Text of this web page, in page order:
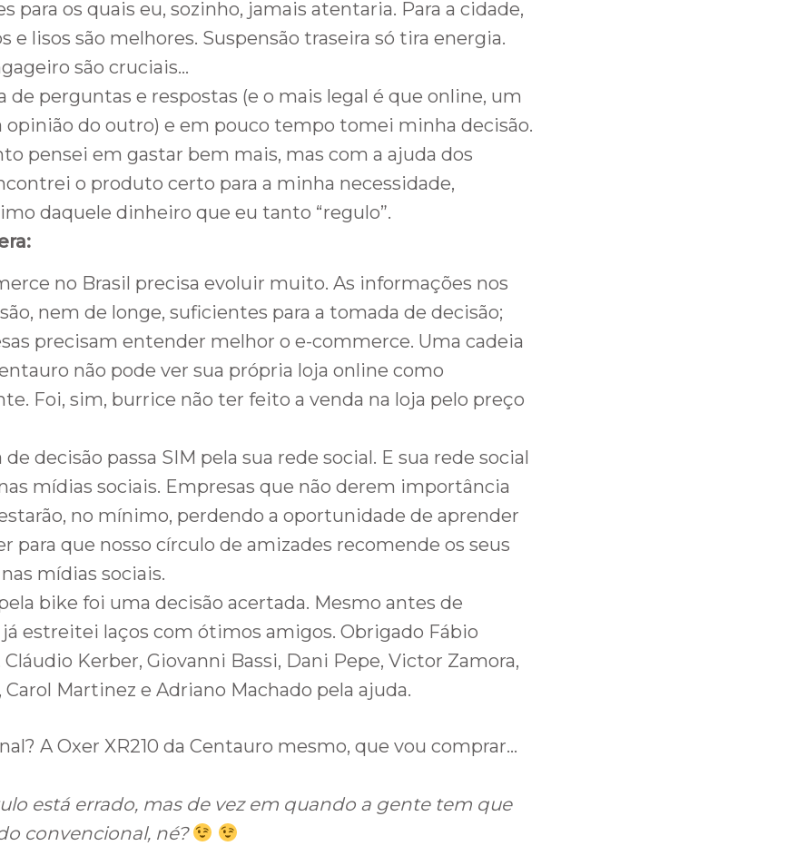
para os quais eu, sozinho, jamais atentaria. Para a cidade,
e lisos são melhores. Suspensão traseira só tira energia.
são cruciais…
de perguntas e respostas (e o mais legal é que online, um
do outro) e em pouco tempo tomei minha decisão.
pensei em gastar bem mais, mas com a ajuda dos
o produto certo para a minha necessidade,
daquele dinheiro que eu tanto “regulo”.
no Brasil precisa evoluir muito. As informações nos
nem de longe, suficientes para a tomada de decisão;
precisam entender melhor o e-commerce. Uma cadeia
não pode ver sua própria loja online como
Foi, sim, burrice não ter feito a venda na loja pelo preço
decisão passa SIM pela sua rede social. E sua rede social
mídias sociais. Empresas que não derem importância
no mínimo, perdendo a oportunidade de aprender
para que nosso círculo de amizades recomende os seus
mídias sociais.
bike foi uma decisão acertada. Mesmo antes de
estreitei laços com ótimos amigos. Obrigado Fábio
Cláudio Kerber, Giovanni Bassi, Dani Pepe, Victor Zamora,
Carol Martinez e Adriano Machado pela ajuda.
A Oxer XR210 da Centauro mesmo, que vou comprar…
está errado, mas de vez em quando a gente tem que
convencional, né?